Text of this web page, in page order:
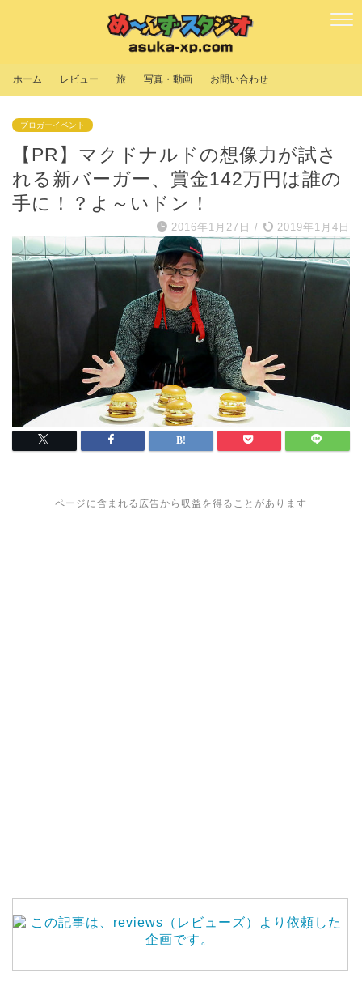
ホーム レビュー 旅 写真・動画 お問い合わせ
ブロガーイベント
【PR】マクドナルドの想像力が試さ
れる新バーガー、賞金142万円は誰の
手に！？よ～いドン！
2016年1月27日 / 2019年1月4日
ページに含まれる広告から収益を得ることがあります